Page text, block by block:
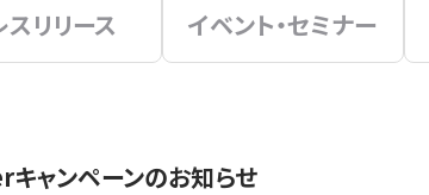
スリリース イベント・セミナー
ャンペーンのお知らせ